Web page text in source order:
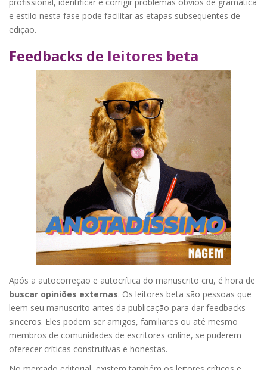
e estilo nesta fase pode facilitar as etapas subsequentes de
edição.
Feedbacks de leitores beta
Após a autocorreção e autocrítica do manuscrito cru, é hora de
buscar opiniões externas. Os leitores beta são pessoas que
leem seu manuscrito antes da publicação para dar feedbacks
sinceros. Eles podem ser amigos, familiares ou até mesmo
membros de comunidades de escritores online, se puderem
oferecer críticas construtivas e honestas.